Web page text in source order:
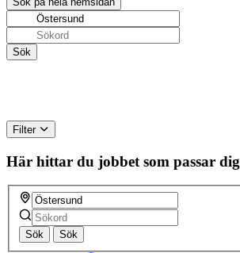
Filter
Här hittar du jobbet som passar dig
Sök Sök